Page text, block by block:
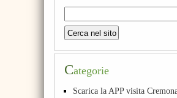
Categorie
Scarica la APP visita